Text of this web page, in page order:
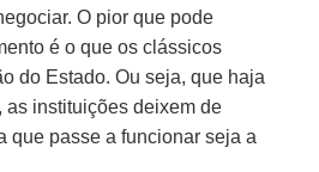
O pior que pode
é o que os clássicos
do Estado. Ou seja, que haja
as instituições deixem de
que passe a funcionar seja a